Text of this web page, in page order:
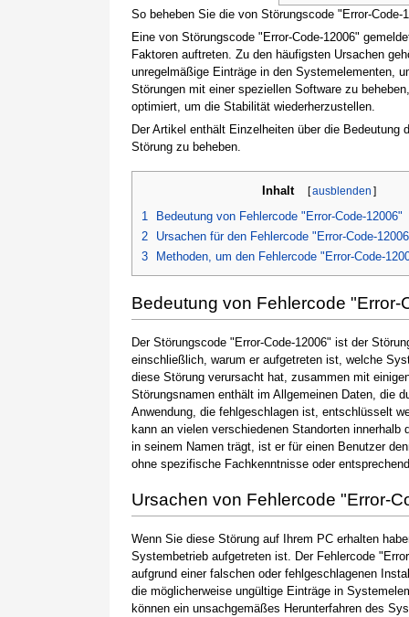
So beheben Sie die von Störungscode "Error-Code-
Eine von Störungscode "Error-Code-12006"
Faktoren auftreten. Zu den häufigsten Ursachen
unregelmäßige Einträge in den Systemelementen,
Störungen mit einer speziellen Software zu
optimiert, um die Stabilität wiederherzustellen.
Der Artikel enthält Einzelheiten über die
Störung zu beheben.
Inhalt [ ausblenden ]
1
Bedeutung von Fehlercode "Error-Code-12006"
2
Ursachen für den Fehlercode "Error-Code-
3
Methoden, um den Fehlercode "Error-Code-
Bedeutung von Fehlercode "Error-
Der Störungscode "Error-Code-12006" ist der
einschließlich, warum er aufgetreten ist, welche
diese Störung verursacht hat, zusammen mit
Störungsnamen enthält im Allgemeinen Daten, die
Anwendung, die fehlgeschlagen ist, entschlüsselt
kann an vielen verschiedenen Standorten
in seinem Namen trägt, ist er für einen Benutzer
ohne spezifische Fachkenntnisse oder
Ursachen von Fehlercode "Error-
Wenn Sie diese Störung auf Ihrem PC erhalten
Systembetrieb aufgetreten ist. Der Fehlercode
aufgrund einer falschen oder fehlgeschlagenen
die möglicherweise ungültige Einträge in
können ein unsachgemäßes Herunterfahren des